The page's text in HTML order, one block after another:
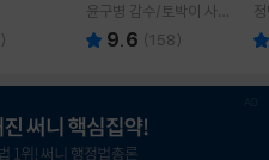
)
윤구병 감수/토박이 사전
편찬실 편
9.6 (158)